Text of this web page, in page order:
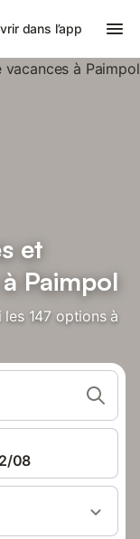
dans l’app
et
Paimpol
147 options à
08